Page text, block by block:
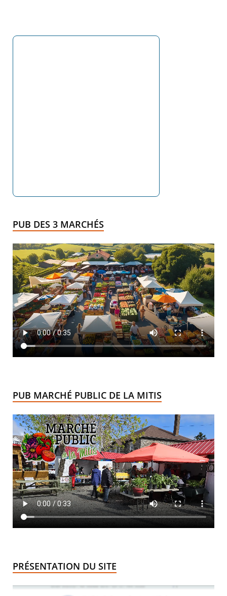
PUB DES 3 MARCHÉS
PUB MARCHÉ PUBLIC DE LA MITIS
PRÉSENTATION DU SITE